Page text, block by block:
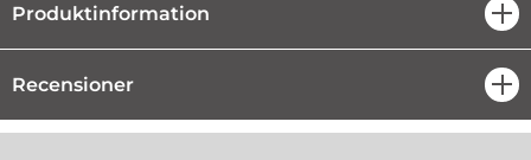
Produktinformation
Recensioner